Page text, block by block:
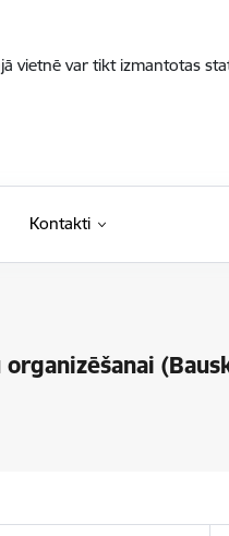
vietnē var tikt izmantotas
Kontakti